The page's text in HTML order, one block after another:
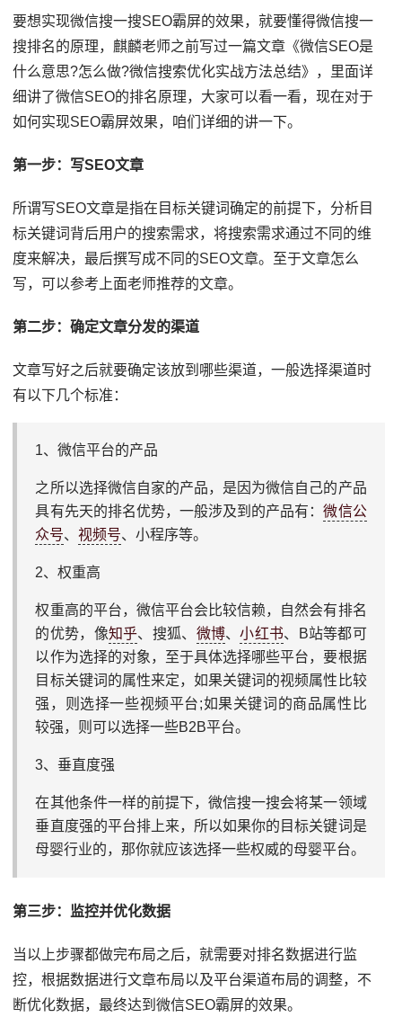
要想实现微信搜一搜SEO霸屏的效果，就要懂得微信搜一
搜排名的原理，麒麟老师之前写过一篇文章《微信SEO是
什么意思?怎么做?微信搜索优化实战方法总结》，里面详
细讲了微信SEO的排名原理，大家可以看一看，现在对于
如何实现SEO霸屏效果，咱们详细的讲一下。
第一步：写SEO文章
所谓写SEO文章是指在目标关键词确定的前提下，分析目
标关键词背后用户的搜索需求，将搜索需求通过不同的维
度来解决，最后撰写成不同的SEO文章。至于文章怎么
写，可以参考上面老师推荐的文章。
第二步：确定文章分发的渠道
文章写好之后就要确定该放到哪些渠道，一般选择渠道时
有以下几个标准：
1、微信平台的产品
之所以选择微信自家的产品，是因为微信自己的产品
具有先天的排名优势，一般涉及到的产品有：微信公
众号、视频号、小程序等。
2、权重高
权重高的平台，微信平台会比较信赖，自然会有排名
的优势，像知乎、搜狐、 微博、小红书、B站等都可
以作为选择的对象，至于具体选择哪些平台，要根据
目标关键词的属性来定，如果关键词的视频属性比较
强，则选择一些视频平台;如果关键词的商品属性比
较强，则可以选择一些B2B平台。
3、垂直度强
在其他条件一样的前提下，微信搜一搜会将某一领域
垂直度强的平台排上来，所以如果你的目标关键词是
母婴行业的，那你就应该选择一些权威的母婴平台。
第三步：监控并优化数据
当以上步骤都做完布局之后，就需要对排名数据进行监
控，根据数据进行文章布局以及平台渠道布局的调整，不
断优化数据，最终达到微信SEO霸屏的效果。